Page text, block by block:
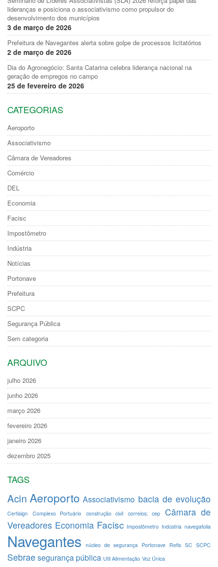
lideranças e posiciona o associativismo como propulsor do
desenvolvimento dos municípios
3 de março de 2026
Prefeitura de Navegantes alerta sobre golpe de processos licitatórios
2 de março de 2026
Dia do Agronegócio: Santa Catarina celebra liderança nacional na
geração de empregos no campo
25 de fevereiro de 2026
CATEGORIAS
Aeroporto
Associativismo
Câmara de Vereadores
Comércio
DEL
Economia
Facisc
Impostômetro
Indústria
Notícias
Portonave
Prefeitura
SCPC
Segurança Pública
Sem categoria
ARQUIVO
julho 2026
junho 2026
março 2026
fevereiro 2026
janeiro 2026
dezembro 2025
TAGS
Acin Aeroporto Associativismo bacia de evolução
Certisign Complexo Portuário construção civil correios; cep
Câmara de
Vereadores Economia Facisc Impostômetro Indústria navegafolia
Navegantes núcleo de segurança Portonave Refis SC SCPC
Sebrae segurança pública Util Alimentação Voz Única